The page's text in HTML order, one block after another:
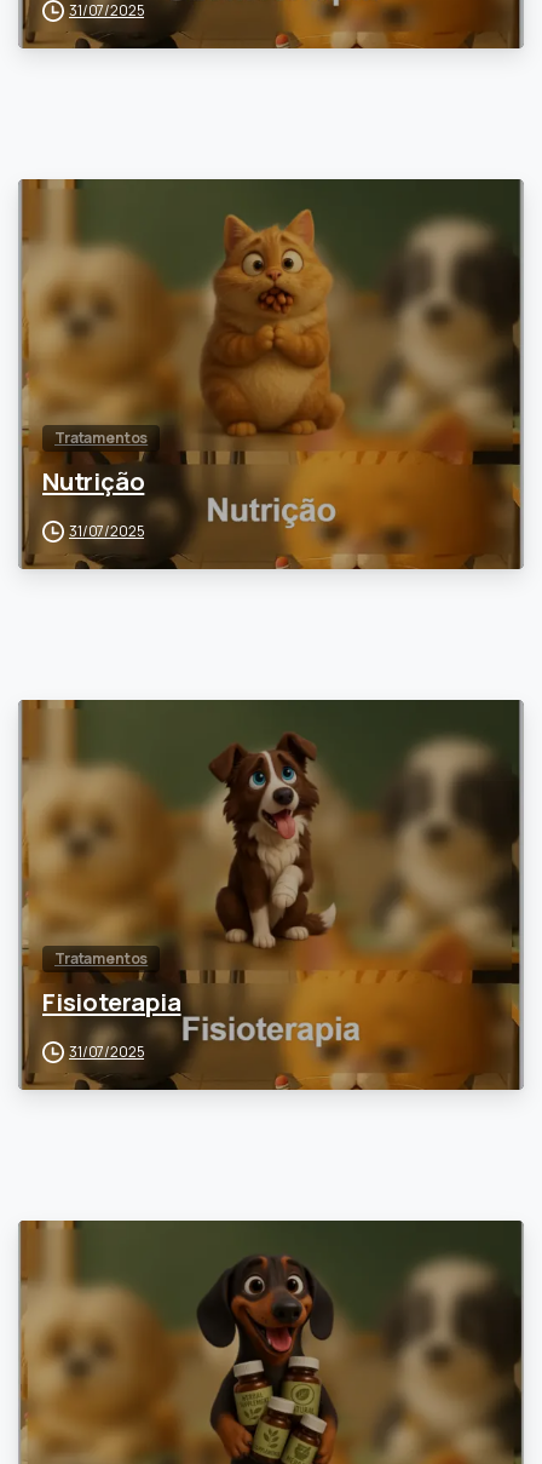
31/07/2025
Tratamentos
Nutrição
31/07/2025
Tratamentos
Fisioterapia
31/07/2025
0